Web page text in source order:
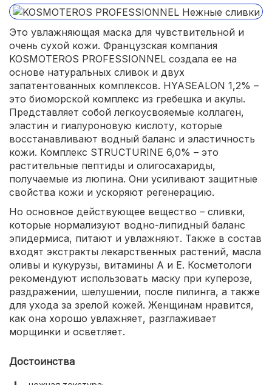
Это увлажняющая маска для чувствительной и
очень сухой кожи. Французская компания
KOSMOTEROS PROFESSIONNEL создала ее на
основе натуральных сливок и двух
запатентованных комплексов. HYASEALON 1,2% –
это биоморской комплекс из гребешка и акулы.
Представляет собой легкоусвояемые коллаген,
эластин и гиалуроновую кислоту, которые
восстанавливают водный баланс и эластичность
кожи. Комплекс STRUCTURINE 6,0% – это
растительные пептиды и олигосахариды,
получаемые из люпина. Они усиливают защитные
свойства кожи и ускоряют регенерацию.
Но основное действующее вещество – сливки,
которые нормализуют водно-липидный баланс
эпидермиса, питают и увлажняют. Также в состав
входят экстракты лекарственных растений, масла
оливы и кукурузы, витамины А и Е. Косметологи
рекомендуют использовать маску при куперозе,
раздражении, шелушении, после пилинга, а также
для ухода за зрелой кожей. Женщинам нравится,
как она хорошо увлажняет, разглаживает
морщинки и осветляет.
Достоинства